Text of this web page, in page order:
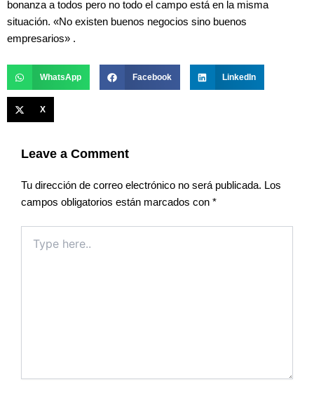
bonanza a todos pero no todo el campo está en la misma
situación. «No existen buenos negocios sino buenos
empresarios» .
WhatsApp Facebook LinkedIn
X
Leave a Comment
Tu dirección de correo electrónico no será publicada. Los
campos obligatorios están marcados con *
here..